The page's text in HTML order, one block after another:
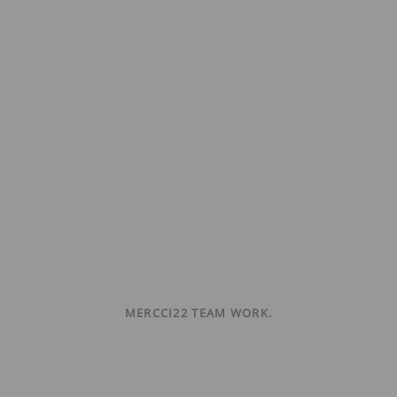
MERCCI22 TEAM WORK.